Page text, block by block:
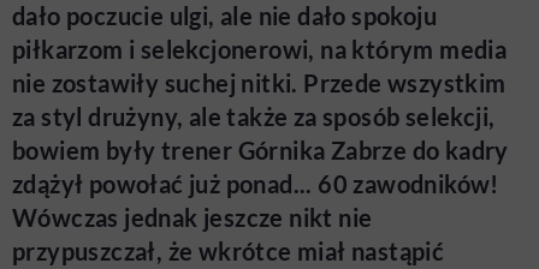
dało poczucie ulgi, ale nie dało spokoju
piłkarzom i selekcjonerowi, na którym media
nie zostawiły suchej nitki. Przede wszystkim
za styl drużyny, ale także za sposób selekcji,
bowiem były trener Górnika Zabrze do kadry
zdążył powołać już ponad... 60 zawodników!
Wówczas jednak jeszcze nikt nie
przypuszczał, że wkrótce miał nastąpić